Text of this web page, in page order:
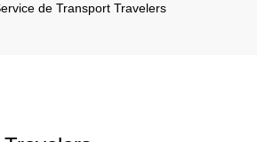
de Transport Travelers